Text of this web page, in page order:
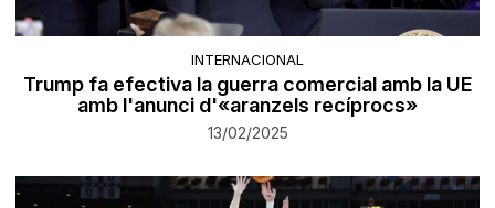
INTERNACIONAL
Trump fa efectiva la guerra comercial amb la UE
amb l'anunci d'«aranzels recíprocs»
13/02/2025